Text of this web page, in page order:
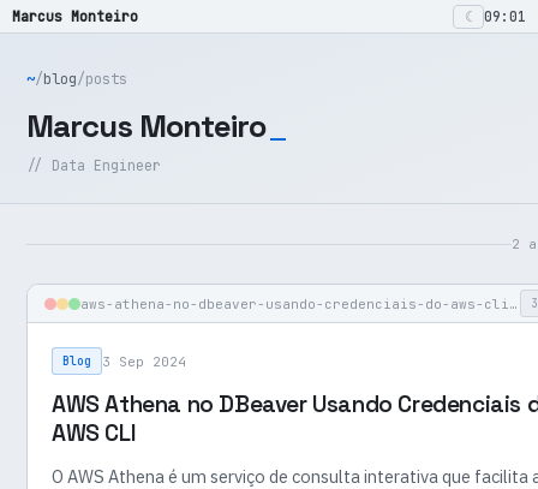
Marcus Monteiro ☾ 09:01
~/blog/posts
Marcus Monteiro
// Data Engineer
2
aws-athena-no-dbeaver-usando-credenciais-do-aws-cli.md
Blog 3 Sep 2024
AWS Athena no DBeaver Usando Credenciais
AWS CLI
O AWS Athena é um serviço de consulta interativa que facilita